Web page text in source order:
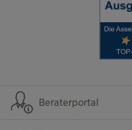
Beraterportal